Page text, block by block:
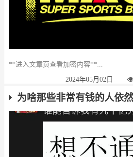
**进入文章页查看加密内容**...
2024年05月02日
为啥那些非常有钱的人依